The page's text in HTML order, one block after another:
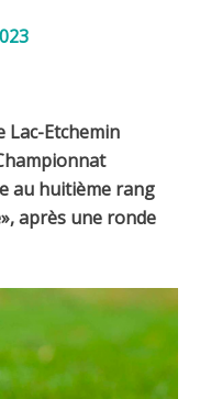
Lac-Etchemin
au huitième rang
après une ronde